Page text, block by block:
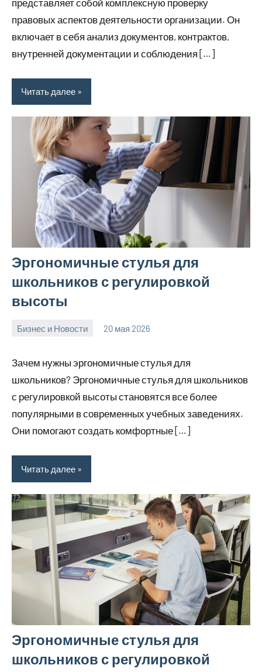
правовых аспектов деятельности организации. Он
включает в себя анализ документов, контрактов,
внутренней документации и соблюдения […]
Читать далее
Эргономичные стулья для
школьников с регулировкой
высоты
Бизнес и Новости 20 мая 2026
Зачем нужны эргономичные стулья для
школьников? Эргономичные стулья для школьников
с регулировкой высоты становятся все более
популярными в современных учебных заведениях.
Они помогают создать комфортные […]
Читать далее
Эргономичные стулья для
школьников с регулировкой